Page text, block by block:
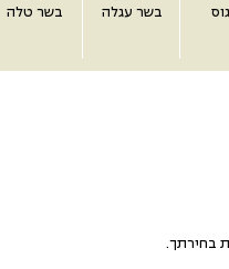
בשר עגלה בשר טלה
בחירתך.